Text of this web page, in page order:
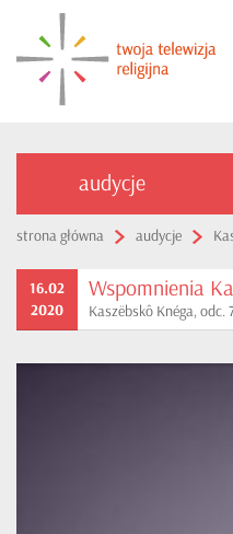
audycje
strona główna audycje
16.02
2020
Wspomnienia
Kaszëbskô Knéga, odc.